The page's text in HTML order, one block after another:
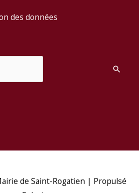
des données
de Saint-Rogatien | Propulsé